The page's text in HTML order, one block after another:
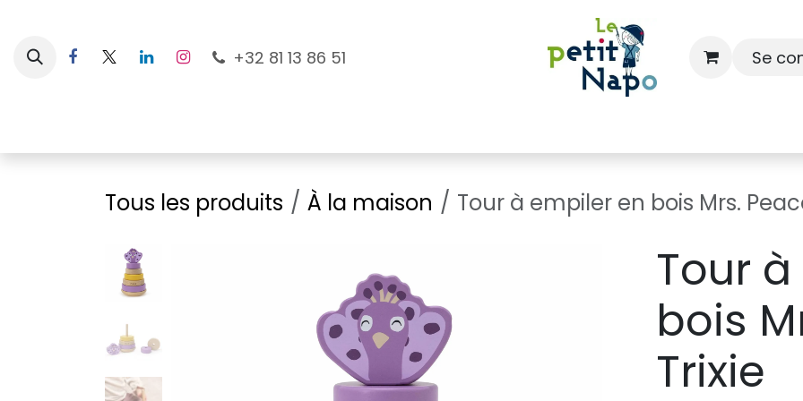
+32 81 13 86 51 Se
Tous les produits À la maison Tour à empiler en bois Mrs.
Tour
bois
Trixie